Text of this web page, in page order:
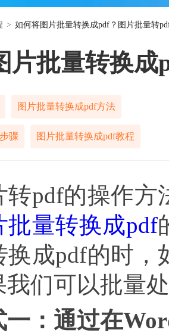
> 如何将图片批量转换成pdf？图片批量转
片批量转换
图片批量转换成pdf方法
骤 图片批量转换成pdf教程
的操作方
批量转换成pdf
换成pdf的时
我们可以批量
一：通过在